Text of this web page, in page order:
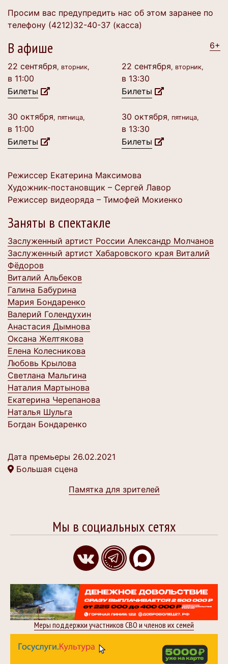
Просим вас предупредить нас об этом заранее по
телефону (4212)32-40-37 (касса)
6+
В афише
22 сентября, вторник,
в 11:00
Билеты
22 сентября, вторник,
в 13:30
Билеты
30 октября, пятница,
в 11:00
Билеты
30 октября, пятница,
в 13:30
Билеты
Режиссер Екатерина Максимова
Художник-постановщик – Сергей Лавор
Режиссер видеоряда – Тимофей Мокиенко
Заняты в спектакле
Заслуженный артист России Александр Молчанов
Заслуженный артист Хабаровского края Виталий
Фёдоров
Виталий Альбеков
Галина Бабурина
Мария Бондаренко
Валерий Голендухин
Анастасия Дымнова
Оксана Желтякова
Елена Колесникова
Любовь Крылова
Светлана Мальгина
Наталия Мартынова
Екатерина Черепанова
Наталья Шульга
Богдан Бондаренко
Дата премьеры 26.02.2021
Большая сцена
Памятка для зрителей
Мы в социальных сетях
Меры поддержки участников СВО и членов их семей